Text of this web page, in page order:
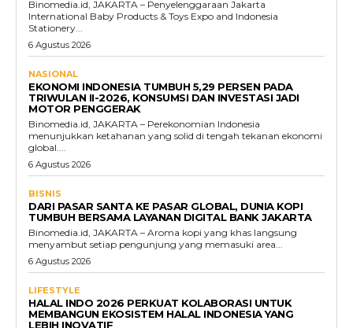
Binomedia.id, JAKARTA – Penyelenggaraan Jakarta
International Baby Products & Toys Expo and Indonesia
Stationery...
6 Agustus 2026
NASIONAL
EKONOMI INDONESIA TUMBUH 5,29 PERSEN PADA
TRIWULAN II-2026, KONSUMSI DAN INVESTASI JADI
MOTOR PENGGERAK
Binomedia.id, JAKARTA – Perekonomian Indonesia
menunjukkan ketahanan yang solid di tengah tekanan ekonomi
global....
6 Agustus 2026
BISNIS
DARI PASAR SANTA KE PASAR GLOBAL, DUNIA KOPI
TUMBUH BERSAMA LAYANAN DIGITAL BANK JAKARTA
Binomedia.id, JAKARTA – Aroma kopi yang khas langsung
menyambut setiap pengunjung yang memasuki area...
6 Agustus 2026
LIFESTYLE
HALAL INDO 2026 PERKUAT KOLABORASI UNTUK
MEMBANGUN EKOSISTEM HALAL INDONESIA YANG
LEBIH INOVATIF